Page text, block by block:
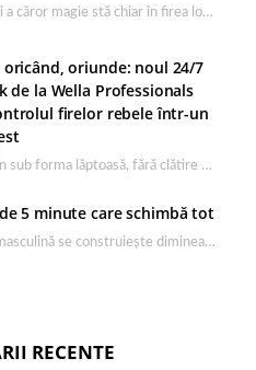
Sunt locuri a căror magie stă chiar în firea lor naturală, iar Lacul Ursu din…
oricând, oriunde: noul 24/7
de la Wella Professionals
firelor rebele într-un
Un leave in sub forma lăptoasă, fără clătire care completează rutina Ultimate Smooth și transformă…
5 minute care schimbă tot
Eleganța masculină se construiește dimineața, în câteva minute și cu produsele potrivite. O rutină de…
RECENTE